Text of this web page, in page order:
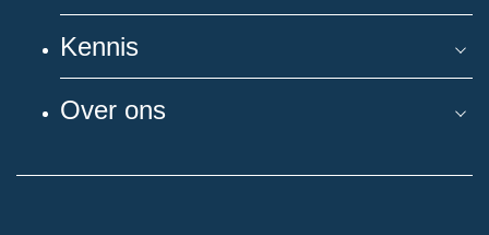
Kennis
Over ons